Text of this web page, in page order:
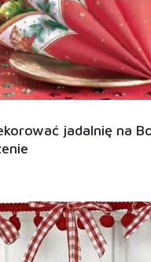
jadalnię na